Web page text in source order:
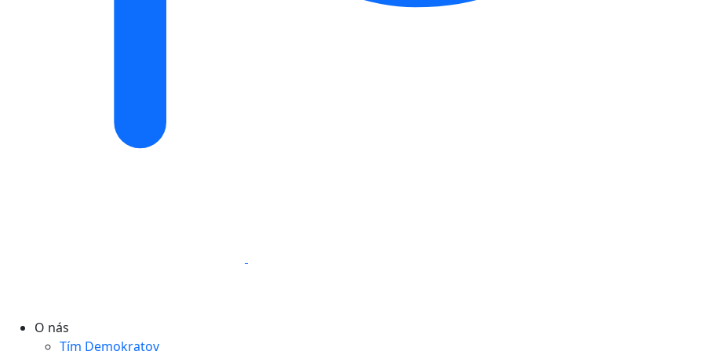
O nás
Tím Demokratov